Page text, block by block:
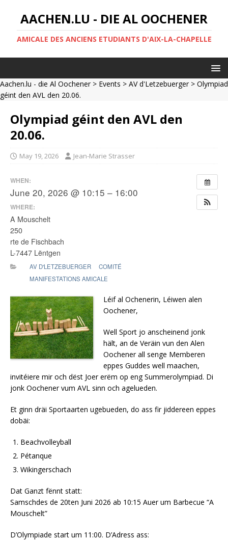
AACHEN.LU - DIE AL OOCHENER
AMICALE DES ANCIENS ETUDIANTS D'AIX-LA-CHAPELLE
Aachen.lu - die Al Oochener> Events > AV d'Letzebuerger> Olympiad
géint den AVL den 20.06.
Olympiad géint den AVL den
20.06.
May 19, 2026 Jean-Marie Strasser
WHEN:
June 20, 2026 @ 10:15 – 16:00
WHERE:
A Mouschelt
250
rte de Fischbach
L-7447 Lëntgen
AV D'LETZEBUERGER
COMITÉ
MANIFESTATIONS AMICALE
Léif al Ochenerin, Léiwen alen
Oochener,
Well Sport jo anscheinend jonk
hält, an de Veräin vun den Alen
Oochener all senge Memberen
eppes Guddes well maachen,
invitéiere mir och dëst Joer erëm op eng Summerolympiad. Di
jonk Oochener vum AVL sinn och agelueden.
Et ginn dräi Sportaarten ugebueden, do ass fir jiddereen eppes
dobäi:
Beachvolleyball
Pétanque
Wikingerschach
Dat Ganzt fënnt statt:
Samschdes de 20ten Juni 2026 ab 10:15 Auer um Barbecue “A
Mouschelt”
D’Olympiade start um 11:00. D’Adress ass: